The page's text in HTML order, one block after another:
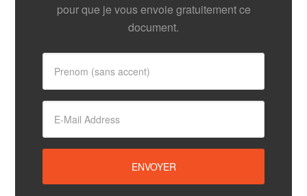
pour que je vous envoie gratuitement ce
document.